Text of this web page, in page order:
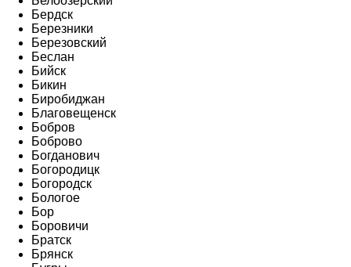
Бердск
Березники
Березовский
Беслан
Бийск
Бикин
Биробиджан
Благовещенск
Бобров
Боброво
Богданович
Богородицк
Богородск
Бологое
Бор
Боровичи
Братск
Брянск